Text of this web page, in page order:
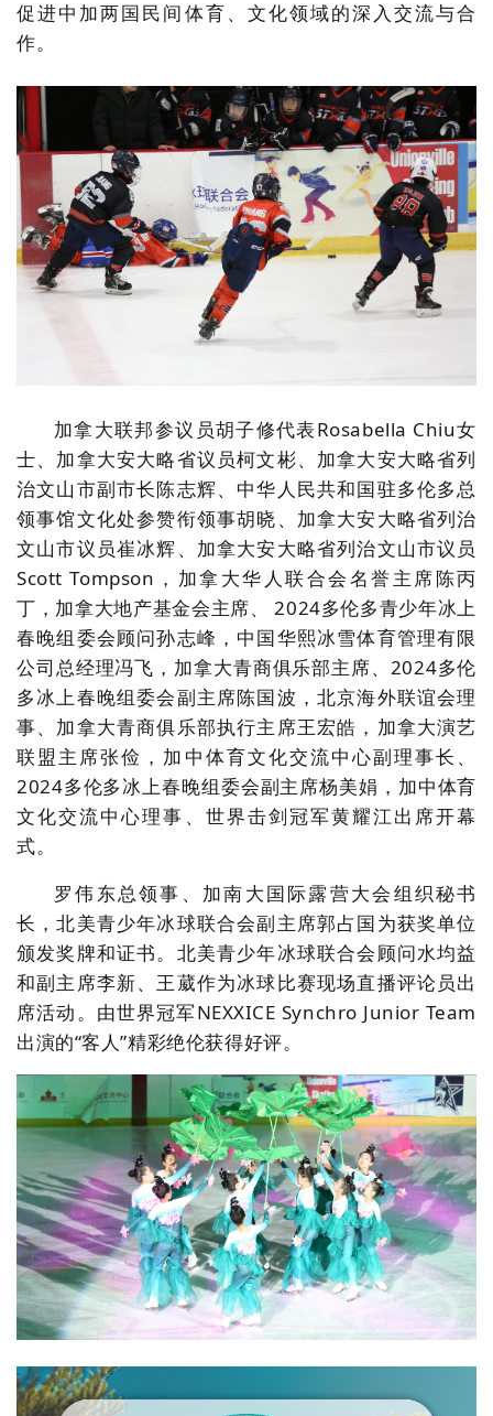
促进中加两国民间体育、文化领域的深入交流与合
作。
加拿大联邦参议员胡子修代表Rosabella Chiu女
士、加拿大安大略省议员柯文彬、加拿大安大略省列
治文山市副市长陈志辉、中华人民共和国驻多伦多总
领事馆文化处参赞衔领事胡晓、加拿大安大略省列治
文山市议员崔冰辉、加拿大安大略省列治文山市议员
Scott Tompson，加拿大华人联合会名誉主席陈丙
丁，加拿大地产基金会主席、 2024多伦多青少年冰上
春晚组委会顾问孙志峰，中国华熙冰雪体育管理有限
公司总经理冯飞，加拿大青商俱乐部主席、2024多伦
多冰上春晚组委会副主席陈国波，北京海外联谊会理
事、加拿大青商俱乐部执行主席王宏皓，加拿大演艺
联盟主席张俭，加中体育文化交流中心副理事长、
2024多伦多冰上春晚组委会副主席杨美娟，加中体育
文化交流中心理事、世界击剑冠军黄耀江出席开幕
式。
罗伟东总领事、加南大国际露营大会组织秘书
长，北美青少年冰球联合会副主席郭占国为获奖单位
颁发奖牌和证书。北美青少年冰球联合会顾问水均益
和副主席李新、王葳作为冰球比赛现场直播评论员出
席活动。由世界冠军NEXXICE Synchro Junior Team
出演的“客人”精彩绝伦获得好评。